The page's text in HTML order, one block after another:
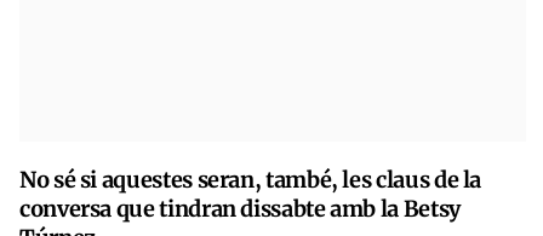
No sé si aquestes seran,també,les claus de la
conversa que tindrandissabte amb la Betsy